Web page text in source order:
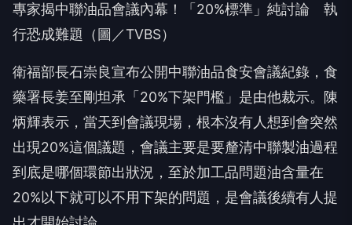
專家揭中聯油品會議內幕！「20%標準」純討論 執
行恐成難題（圖／TVBS）
衛福部長石崇良宣布公開中聯油品食安會議紀錄，食
藥署長姜至剛坦承「20%下架門檻」是由他裁示。陳
炳輝表示，當天到會議現場，根本沒有人想到會突然
出現20%這個議題，會議主要是要釐清中聯製油過程
到底是哪個環節出狀況，至於加工品問題油含量在
20%以下就可以不用下架的問題，是會議後續有人提